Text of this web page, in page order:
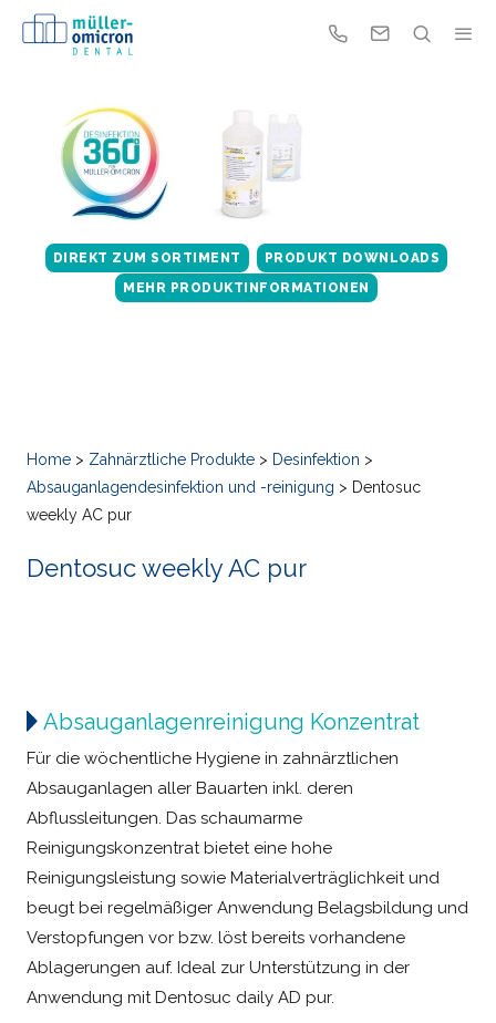
DIREKT ZUM SORTIMENT
PRODUKT DOWNLOADS
MEHR PRODUKTINFORMATIONEN
Home> Zahnärztliche Produkte> Desinfektion >
Absauganlagendesinfektion und -reinigung > Dentosuc
weekly AC pur
Dentosuc weekly AC pur
Absauganlagenreinigung Konzentrat
Für die wöchentliche Hygiene in zahnärztlichen
Absauganlagen aller Bauarten inkl. deren
Abflussleitungen. Das schaumarme
Reinigungskonzentrat bietet eine hohe
Reinigungsleistung sowie Materialverträglichkeit und
beugt bei regelmäßiger Anwendung Belagsbildung und
Verstopfungen vor bzw. löst bereits vorhandene
Ablagerungen auf. Ideal zur Unterstützung in der
Anwendung mit Dentosuc daily AD pur.